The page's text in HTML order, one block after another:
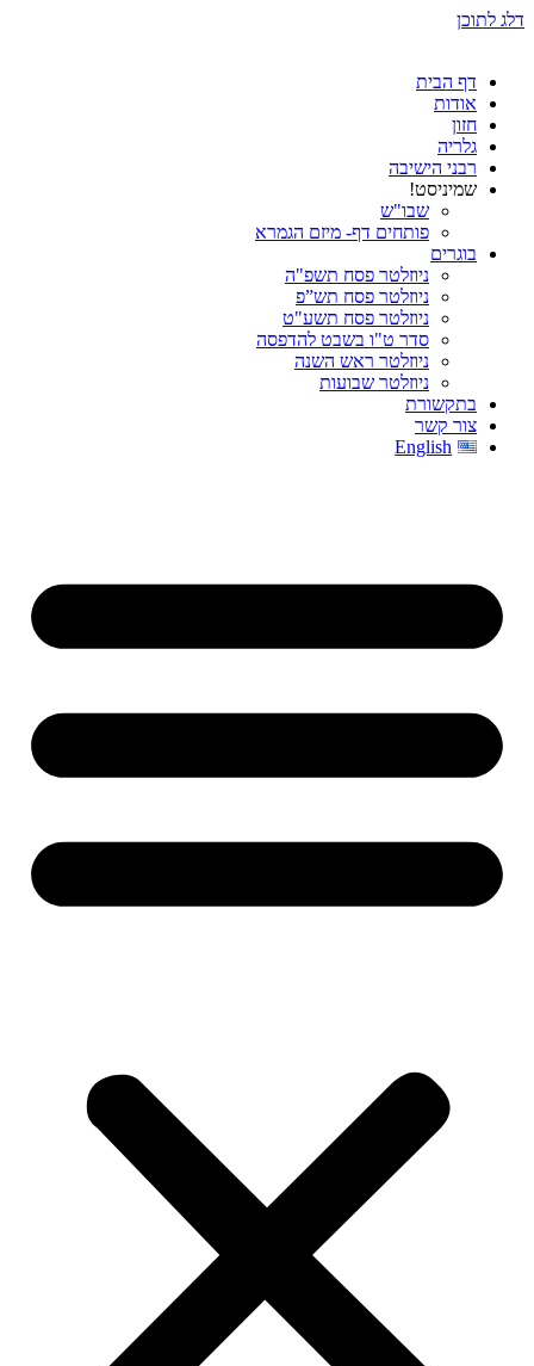
דלג לתוכן
דף הבית
אודות
חזון
גלריה
רבני הישיבה
שמיניסט!
שבו"ש
פותחים דף- מיזם הגמרא
בוגרים
ניוזלטר פסח תשפ"ה
ניוזלטר פסח תש”פ
ניוזלטר פסח תשע"ט
סדר ט"ו בשבט להדפסה
ניוזלטר ראש השנה
ניוזלטר שבועות
בתקשורת
צור קשר
English